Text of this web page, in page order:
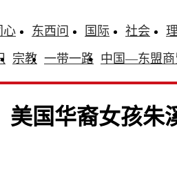
心 东西问 国际 社会
宗教 一带一路 中国—东盟商
国华裔女孩朱